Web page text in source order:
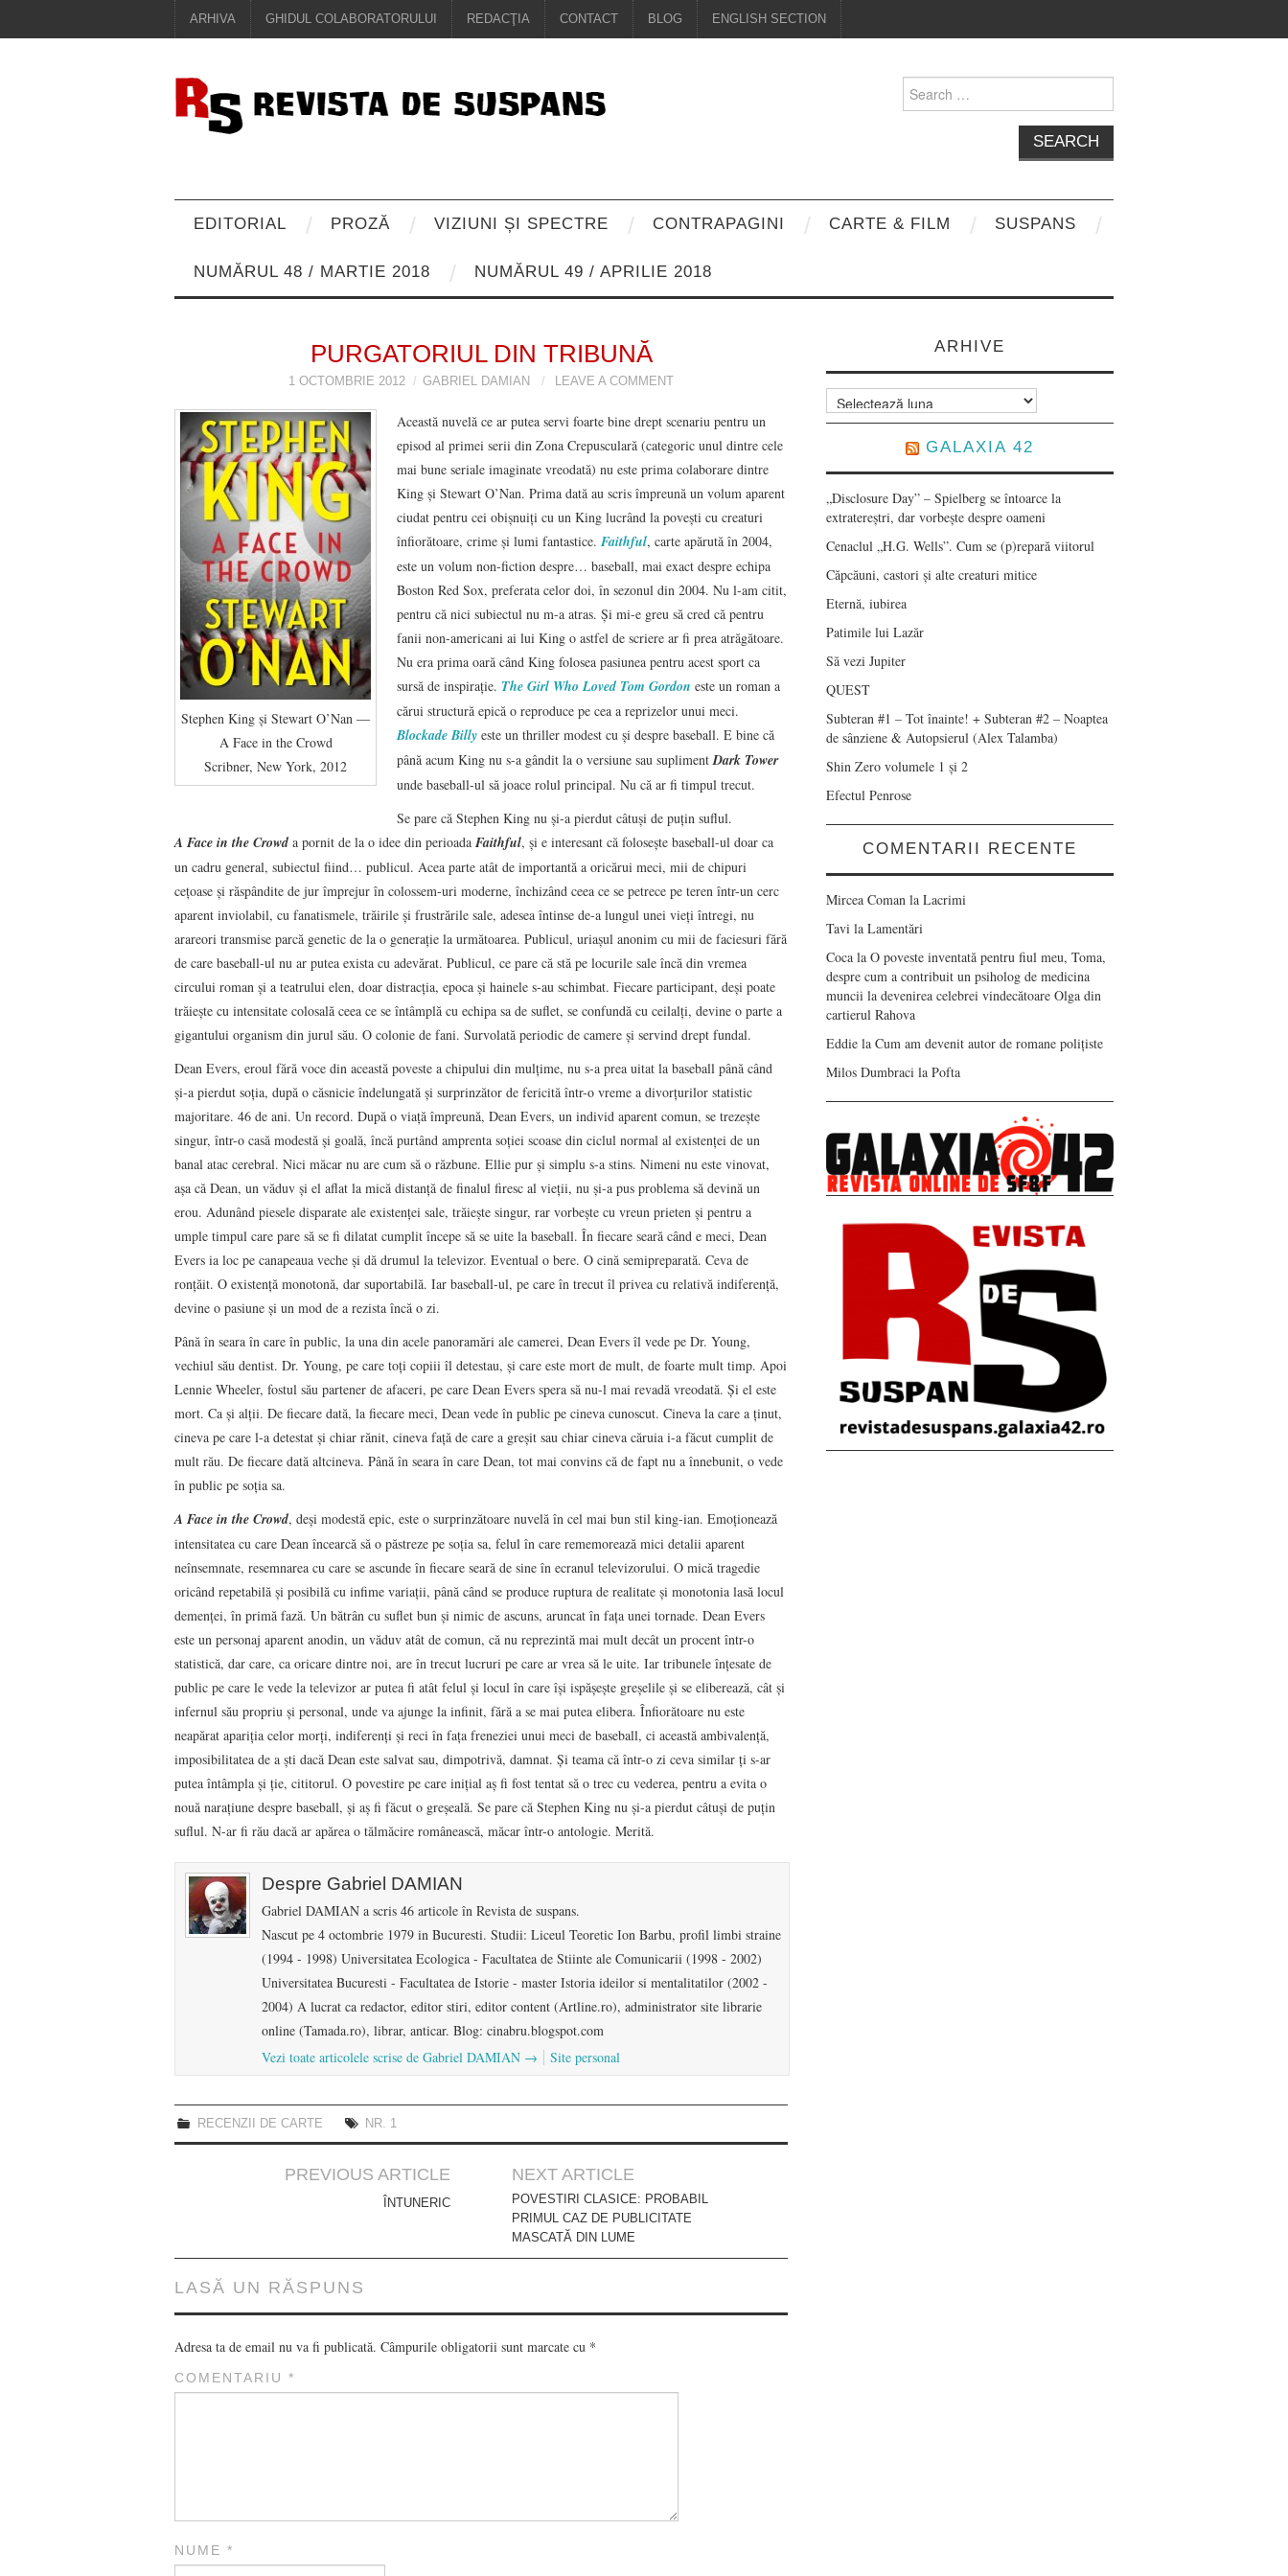
ARHIVA GHIDUL COLABORATORULUI REDACŢIA CONTACT BLOG ENGLISH SECTION
Search
for:
EDITORIAL PROZĂ VIZIUNI ȘI SPECTRE CONTRAPAGINI CARTE & FILM SUSPANS
NUMĂRUL 48 / MARTIE 2018 NUMĂRUL 49 / APRILIE 2018
PURGATORIUL DIN TRIBUNĂ
1 OCTOMBRIE 2012 GABRIEL DAMIAN LEAVE A COMMENT
Stephen King şi Stewart O’Nan ―
A Face in the Crowd
Scribner, New York, 2012
Această nuvelă ce ar putea servi foarte bine drept scenariu pentru un
episod al primei serii din Zona Crepusculară (categoric unul dintre cele
mai bune seriale imaginate vreodată) nu este prima colaborare dintre
King şi Stewart O’Nan. Prima dată au scris împreună un volum aparent
ciudat pentru cei obişnuiţi cu un King lucrând la poveşti cu creaturi
înfiorătoare, crime şi lumi fantastice. Faithful, carte apărută în 2004,
este un volum non-fiction despre… baseball, mai exact despre echipa
Boston Red Sox, preferata celor doi, în sezonul din 2004. Nu l-am citit,
pentru că nici subiectul nu m-a atras. Şi mi-e greu să cred că pentru
fanii non-americani ai lui King o astfel de scriere ar fi prea atrăgătoare.
Nu era prima oară când King folosea pasiunea pentru acest sport ca
sursă de inspiraţie. The Girl Who Loved Tom Gordon este un roman a
cărui structură epică o reproduce pe cea a reprizelor unui meci.
Blockade Billy este un thriller modest cu şi despre baseball. E bine că
până acum King nu s-a gândit la o versiune sau supliment Dark Tower
unde baseball-ul să joace rolul principal. Nu că ar fi timpul trecut.
Se pare că Stephen King nu şi-a pierdut câtuşi de puţin suflul.
A Face in the Crowd a pornit de la o idee din perioada Faithful, şi e interesant că foloseşte baseball-ul doar ca
un cadru general, subiectul fiind… publicul. Acea parte atât de importantă a oricărui meci, mii de chipuri
ceţoase şi răspândite de jur împrejur în colossem-uri moderne, închizând ceea ce se petrece pe teren într-un cerc
aparent inviolabil, cu fanatismele, trăirile şi frustrările sale, adesea întinse de-a lungul unei vieţi întregi, nu
arareori transmise parcă genetic de la o generaţie la următoarea. Publicul, uriaşul anonim cu mii de faciesuri fără
de care baseball-ul nu ar putea exista cu adevărat. Publicul, ce pare că stă pe locurile sale încă din vremea
circului roman şi a teatrului elen, doar distracţia, epoca şi hainele s-au schimbat. Fiecare participant, deşi poate
trăieşte cu intensitate colosală ceea ce se întâmplă cu echipa sa de suflet, se confundă cu ceilalţi, devine o parte a
gigantului organism din jurul său. O colonie de fani. Survolată periodic de camere şi servind drept fundal.
Dean Evers, eroul fără voce din această poveste a chipului din mulţime, nu s-a prea uitat la baseball până când
şi-a pierdut soţia, după o căsnicie îndelungată şi surprinzător de fericită într-o vreme a divorţurilor statistic
majoritare. 46 de ani. Un record. După o viaţă împreună, Dean Evers, un individ aparent comun, se trezeşte
singur, într-o casă modestă şi goală, încă purtând amprenta soţiei scoase din ciclul normal al existenţei de un
banal atac cerebral. Nici măcar nu are cum să o răzbune. Ellie pur şi simplu s-a stins. Nimeni nu este vinovat,
aşa că Dean, un văduv şi el aflat la mică distanţă de finalul firesc al vieţii, nu şi-a pus problema să devină un
erou. Adunând piesele disparate ale existenţei sale, trăieşte singur, rar vorbeşte cu vreun prieten şi pentru a
umple timpul care pare să se fi dilatat cumplit începe să se uite la baseball. În fiecare seară când e meci, Dean
Evers ia loc pe canapeaua veche şi dă drumul la televizor. Eventual o bere. O cină semipreparată. Ceva de
ronţăit. O existenţă monotonă, dar suportabilă. Iar baseball-ul, pe care în trecut îl privea cu relativă indiferenţă,
devine o pasiune şi un mod de a rezista încă o zi.
Până în seara în care în public, la una din acele panoramări ale camerei, Dean Evers îl vede pe Dr. Young,
vechiul său dentist. Dr. Young, pe care toţi copiii îl detestau, şi care este mort de mult, de foarte mult timp. Apoi
Lennie Wheeler, fostul său partener de afaceri, pe care Dean Evers spera să nu-l mai revadă vreodată. Şi el este
mort. Ca şi alţii. De fiecare dată, la fiecare meci, Dean vede în public pe cineva cunoscut. Cineva la care a ţinut,
cineva pe care l-a detestat şi chiar rănit, cineva faţă de care a greşit sau chiar cineva căruia i-a făcut cumplit de
mult rău. De fiecare dată altcineva. Până în seara în care Dean, tot mai convins că de fapt nu a înnebunit, o vede
în public pe soţia sa.
A Face in the Crowd, deşi modestă epic, este o surprinzătoare nuvelă în cel mai bun stil king-ian. Emoţionează
intensitatea cu care Dean încearcă să o păstreze pe soţia sa, felul în care rememorează mici detalii aparent
neînsemnate, resemnarea cu care se ascunde în fiecare seară de sine în ecranul televizorului. O mică tragedie
oricând repetabilă şi posibilă cu infime variaţii, până când se produce ruptura de realitate şi monotonia lasă locul
demenţei, în primă fază. Un bătrân cu suflet bun şi nimic de ascuns, aruncat în faţa unei tornade. Dean Evers
este un personaj aparent anodin, un văduv atât de comun, că nu reprezintă mai mult decât un procent într-o
statistică, dar care, ca oricare dintre noi, are în trecut lucruri pe care ar vrea să le uite. Iar tribunele înţesate de
public pe care le vede la televizor ar putea fi atât felul şi locul în care îşi ispăşeşte greşelile şi se eliberează, cât şi
infernul său propriu şi personal, unde va ajunge la infinit, fără a se mai putea elibera. Înfiorătoare nu este
neapărat apariţia celor morţi, indiferenţi şi reci în faţa freneziei unui meci de baseball, ci această ambivalenţă,
imposibilitatea de a şti dacă Dean este salvat sau, dimpotrivă, damnat. Şi teama că într-o zi ceva similar ţi s-ar
putea întâmpla şi ţie, cititorul. O povestire pe care iniţial aş fi fost tentat să o trec cu vederea, pentru a evita o
nouă naraţiune despre baseball, şi aş fi făcut o greşeală. Se pare că Stephen King nu şi-a pierdut câtuşi de puţin
suflul. N-ar fi rău dacă ar apărea o tălmăcire românească, măcar într-o antologie. Merită.
Despre Gabriel DAMIAN
Gabriel DAMIAN a scris 46 articole în Revista de suspans.
Nascut pe 4 octombrie 1979 in Bucuresti. Studii: Liceul Teoretic Ion Barbu, profil limbi straine
(1994 - 1998) Universitatea Ecologica - Facultatea de Stiinte ale Comunicarii (1998 - 2002)
Universitatea Bucuresti - Facultatea de Istorie - master Istoria ideilor si mentalitatilor (2002 -
2004) A lucrat ca redactor, editor stiri, editor content (Artline.ro), administrator site librarie
online (Tamada.ro), librar, anticar. Blog: cinabru.blogspot.com
Vezi toate articolele scrise de Gabriel DAMIAN → Site personal
RECENZII DE CARTE NR. 1
PREVIOUS ARTICLE
ÎNTUNERIC
NEXT ARTICLE
POVESTIRI CLASICE: PROBABIL
PRIMUL CAZ DE PUBLICITATE
MASCATĂ DIN LUME
LASĂ UN RĂSPUNS
Adresa ta de email nu va fi publicată. Câmpurile obligatorii sunt marcate cu *
COMENTARIU *
NUME *
ARHIVE
Arhive
GALAXIA 42
„Disclosure Day” – Spielberg se întoarce la
extratereștri, dar vorbește despre oameni
Cenaclul „H.G. Wells”. Cum se (p)repară viitorul
Căpcăuni, castori și alte creaturi mitice
Eternă, iubirea
Patimile lui Lazăr
Să vezi Jupiter
QUEST
Subteran #1 – Tot înainte! + Subteran #2 – Noaptea
de sânziene & Autopsierul (Alex Talamba)
Shin Zero volumele 1 și 2
Efectul Penrose
COMENTARII RECENTE
Mircea Coman la Lacrimi
Tavi la Lamentări
Coca la O poveste inventată pentru fiul meu, Toma,
despre cum a contribuit un psiholog de medicina
muncii la devenirea celebrei vindecătoare Olga din
cartierul Rahova
Eddie la Cum am devenit autor de romane polițiste
Milos Dumbraci la Pofta